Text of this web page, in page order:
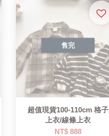
售完
超值現貨100-110cm 格子
上衣/線條上衣
NT$ 888